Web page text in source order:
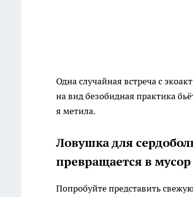
Одна случайная встреча с
на вид безобидная практика
я метила.
Ловушка для
превращается в мусор
Попробуйте представить